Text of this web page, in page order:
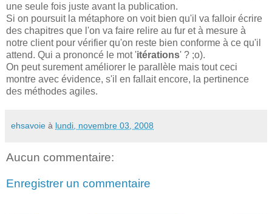
une seule fois juste avant la publication.
Si on poursuit la métaphore on voit bien qu'il va falloir écrire
des chapitres que l'on va faire relire au fur et à mesure à
notre client pour vérifier qu'on reste bien conforme à ce qu'il
attend. Qui a prononcé le mot 'itérations' ? ;o).
On peut surement améliorer le parallèle mais tout ceci
montre avec évidence, s'il en fallait encore, la pertinence
des méthodes agiles.
ehsavoie à lundi, novembre 03, 2008
Aucun commentaire:
Enregistrer un commentaire